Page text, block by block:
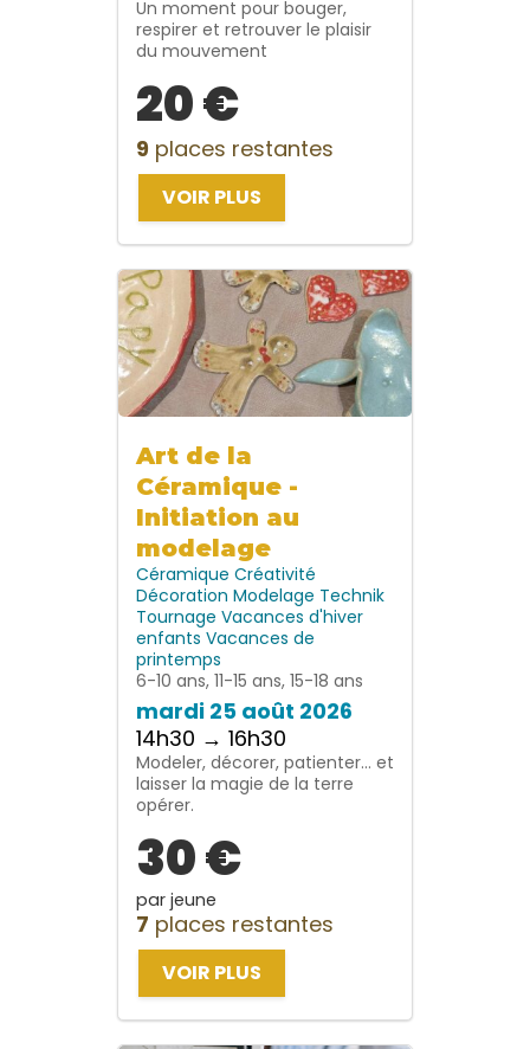
Un moment pour bouger,
respirer et retrouver le plaisir
du mouvement
20 €
9 places restantes
VOIR PLUS
Art de la
Céramique -
Initiation au
modelage
Céramique Créativité
Décoration Modelage Technik
Tournage Vacances d'hiver
enfants Vacances de
printemps
6-10 ans, 11-15 ans, 15-18 ans
mardi 25 août 2026
14h30 → 16h30
Modeler, décorer, patienter… et
laisser la magie de la terre
opérer.
30 €
par jeune
7 places restantes
VOIR PLUS